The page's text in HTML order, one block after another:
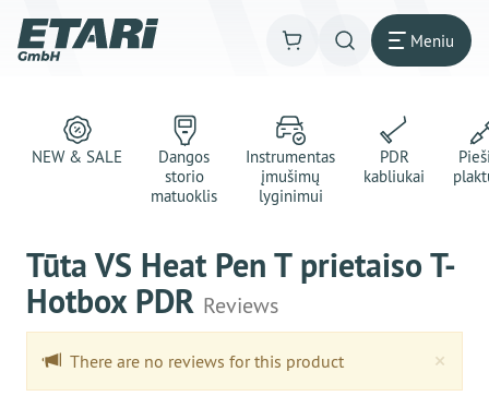
Meniu
NEW & SALE
Dangos
storio
matuoklis
Instrumentas
įmušimų
lyginimui
PDR
kabliukai
Tūta VS Heat Pen T prietaiso T-
Hotbox PDR Reviews
×
There are no reviews for this product